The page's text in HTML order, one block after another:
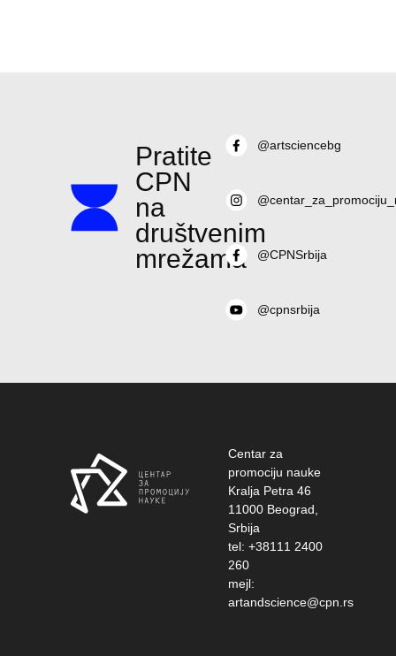
Pratite
CPN
na
društvenim
mrežama
@artsciencebg
@CPNSrbija
@cpnsrbija
Centar za
promociju nauke
Kralja Petra 46
11000 Beograd,
Srbija
tel: +38111 2400
260
mejl:
artandscience@cpn.rs